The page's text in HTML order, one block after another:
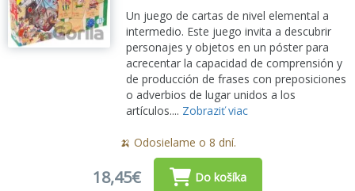
Un juego de cartas de nivel elemental a
intermedio. Este juego invita a descubrir
personajes y objetos en un póster para
acrecentar la capacidad de comprensión y
de producción de frases con preposiciones
o adverbios de lugar unidos a los
artículos.... Zobraziť viac
🍌 Odosielame o 8 dní.
18,45€ Do košíka